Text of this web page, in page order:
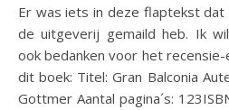
Er was iets in deze flaptekst dat me aansprak waardoor ik
de uitgeverij gemaild heb. Ik
ook bedanken voor het
dit boek: Titel: Gran Balconia
Gottmer Aantal pagina´s: